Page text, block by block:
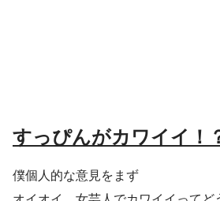
すっぴんがカワイイ！
僕個人的な意見をまず